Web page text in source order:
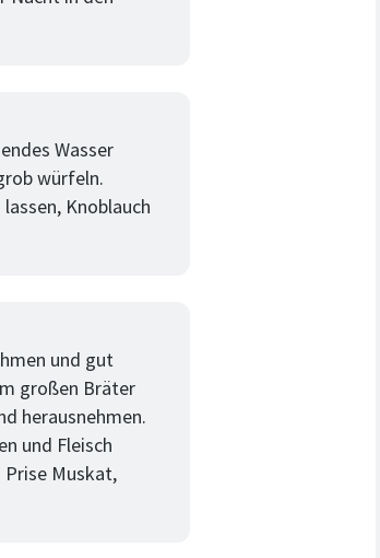
Wasser
würfeln.
Knoblauch
und gut
großen Bräter
herausnehmen.
und Fleisch
Prise Muskat,